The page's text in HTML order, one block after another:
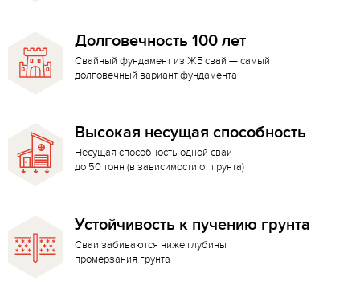
Долговечность 100 лет
Свайный фундамент из ЖБ свай — самый
долговечный вариант фундамента
Высокая несущая способность
Несущая способность одной сваи
до 50 тонн (в зависимости от грунта)
Устойчивость к пучению грунта
Сваи забиваются ниже глубины
промерзания грунта